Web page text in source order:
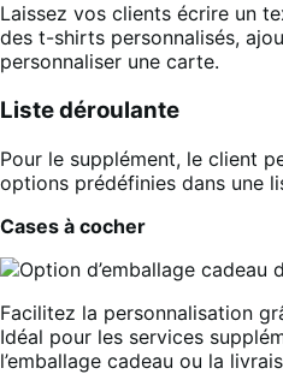
Laissez vos clients écrire un
des t-shirts personnalisés,
personnaliser une carte.
Liste déroulante
Pour le supplément, le client
options prédéfinies dans une
Cases à cocher
Facilitez la personnalisation
Idéal pour les services
l’emballage cadeau ou la